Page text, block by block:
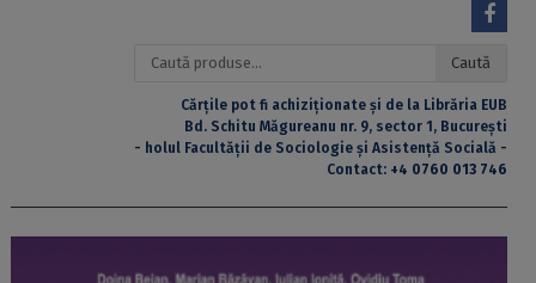
Caută
Caută
Cărțile pot fi achiziționate și de la Librăria EUB
Bd. Schitu Măgureanu nr. 9, sector 1, București
- holul Facultății de Sociologie și Asistență Socială -
Contact: +4 0760 013 746